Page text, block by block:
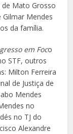
de Mato Grosso
Mendes
da família.
em Foco
STF, outros
Milton Ferreira
de Justiça de
Mendes
no
no TJ do
Alexandre